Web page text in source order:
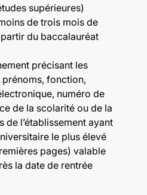
supérieures)
de trois mois de
du baccalauréat
précisant les
fonction,
numéro de
de la scolarité ou de la
de l’établissement ayant
le plus élevé
pages) valable
la date de rentrée